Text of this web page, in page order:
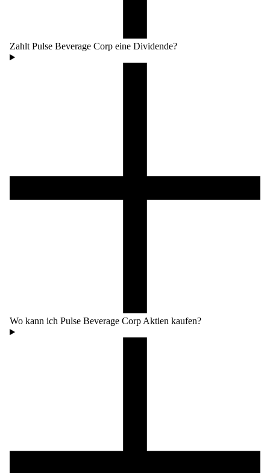
Zahlt Pulse Beverage Corp eine Dividende?
Wo kann ich Pulse Beverage Corp Aktien kaufen?